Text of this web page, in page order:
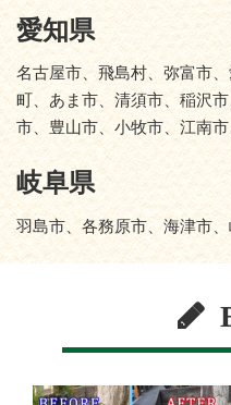
愛知県
名古屋市、飛島村、弥富市
町、あま市、清須市、稲沢
市、豊山市、小牧市、江南
岐阜県
羽島市、各務原市、海津市